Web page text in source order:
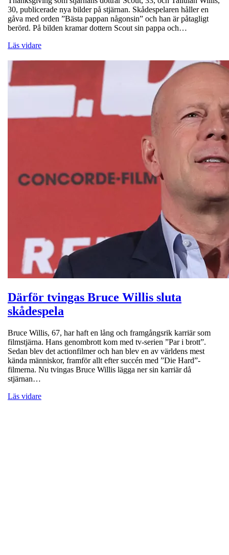
30, publicerade nya bilder på stjärnan. Skådespelaren håller en
gåva med orden ”Bästa pappan någonsin” och han är påtagligt
berörd. På bilden kramar dottern Scout sin pappa och…
Läs vidare
Därför tvingas Bruce Willis sluta
skådespela
Bruce Willis, 67, har haft en lång och framgångsrik karriär som
filmstjärna. Hans genombrott kom med tv-serien ”Par i brott”.
Sedan blev det actionfilmer och han blev en av världens mest
kända människor, framför allt efter succén med ”Die Hard”-
filmerna. Nu tvingas Bruce Willis lägga ner sin karriär då
stjärnan…
Läs vidare